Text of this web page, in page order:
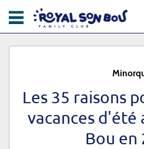
Courrier électronique
ACCUEIL
L’HÔTEL
KIKOLAND
RESTAURANTS
Les 35 raisons
vacances d'été
Bou en